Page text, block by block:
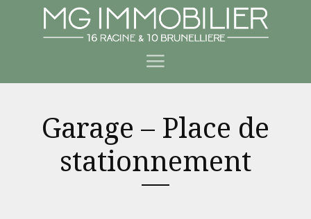
Garage – Place de
stationnement